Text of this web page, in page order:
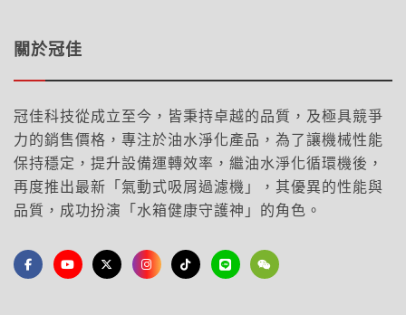
關於冠佳
冠佳科技從成立至今，皆秉持卓越的品質，及極具競爭
力的銷售價格，專注於油水淨化產品，為了讓機械性能
保持穩定，提升設備運轉效率，繼油水淨化循環機後，
再度推出最新「氣動式吸屑過濾機」，其優異的性能與
品質，成功扮演「水箱健康守護神」的角色。